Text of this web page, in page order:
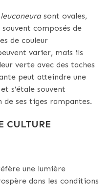
sont ovales,
composés de
de couleur
varier, mais ils
verte avec des taches
peut atteindre une
s’étale souvent
ses tiges rampantes.
CULTURE
une lumière
dans les conditions